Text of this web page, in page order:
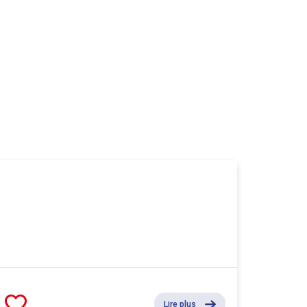
Lire plus